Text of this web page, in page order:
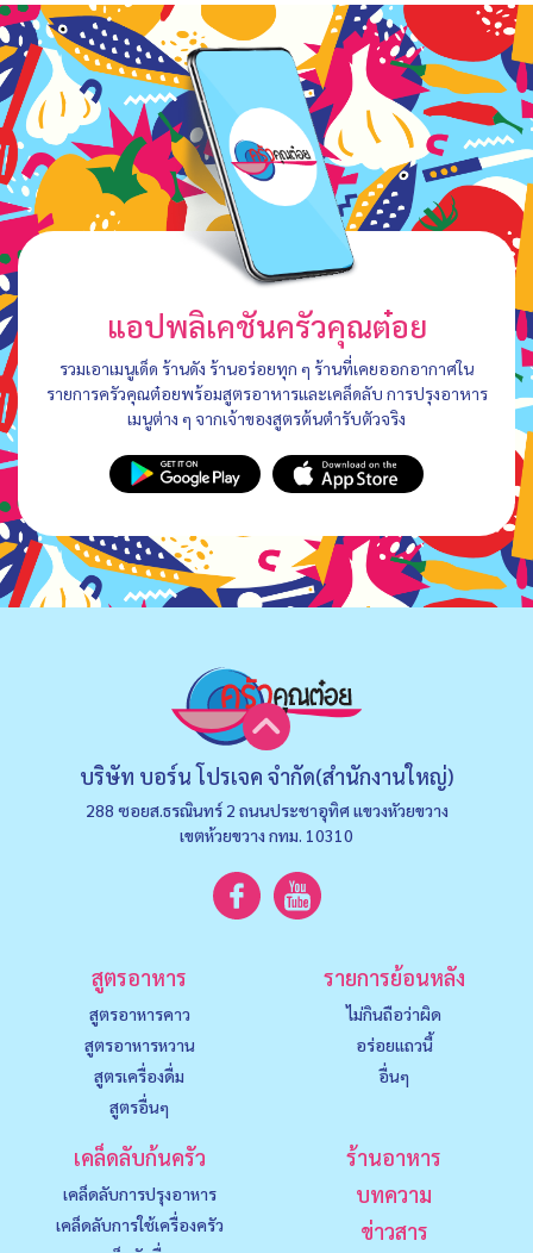
แอปพลิเคชันครัวคุณต๋อย
รวมเอาเมนูเด็ด ร้านดัง ร้านอร่อยทุก ๆ ร้านที่เคยออกอากาศใน
รายการครัวคุณต๋อยพร้อมสูตรอาหารและเคล็ดลับ การปรุงอาหาร
เมนูต่าง ๆ จากเจ้าของสูตรต้นตำรับตัวจริง
บริษัท บอร์น โปรเจค จำกัด(สำนักงานใหญ่)
288 ซอยส.ธรณินทร์ 2 ถนนประชาอุทิศ แขวงหัวยขวาง
เขตห้วยขวาง กทม. 10310
สูตรอาหาร
สูตรอาหารคาว
สูตรอาหารหวาน
สูตรเครื่องดื่ม
สูตรอื่นๆ
รายการย้อนหลัง
ไม่กินถือว่าผิด
อร่อยแถวนี้
อื่นๆ
เคล็ดลับก้นครัว
เคล็ดลับการปรุงอาหาร
เคล็ดลับการใช้เครื่องครัว
ร้านอาหาร
บทความ
ข่าวสาร